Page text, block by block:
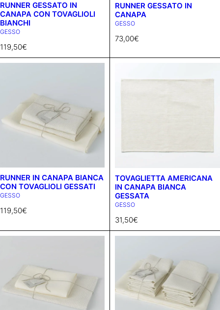
RUNNER GESSATO IN
CANAPA CON TOVAGLIOLI
BIANCHI
GESSO
119,50€
RUNNER GESSATO IN
CANAPA
GESSO
73,00€
RUNNER IN CANAPA BIANCA
CON TOVAGLIOLI GESSATI
GESSO
119,50€
TOVAGLIETTA AMERICANA
IN CANAPA BIANCA
GESSATA
GESSO
31,50€